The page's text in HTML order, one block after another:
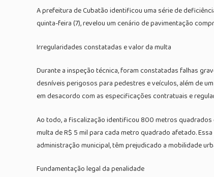
A prefeitura de Cubatão identificou uma série de
quinta-feira (7), revelou um cenário de pavimentação
Irregularidades constatadas e valor da multa
Durante a inspeção técnica, foram constatadas falhas
desníveis perigosos para pedestres e veículos, além de
em desacordo com as especificações contratuais e
Ao todo, a fiscalização identificou 800 metros quadrados
multa de R$ 5 mil para cada metro quadrado afetado.
administração municipal, têm prejudicado a mobilidade
Fundamentação legal da penalidade